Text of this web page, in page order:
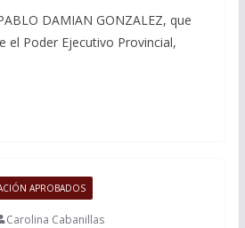
DAMIAN GONZALEZ, que
el Poder Ejecutivo Provincial,
APROBADOS
Carolina Cabanillas